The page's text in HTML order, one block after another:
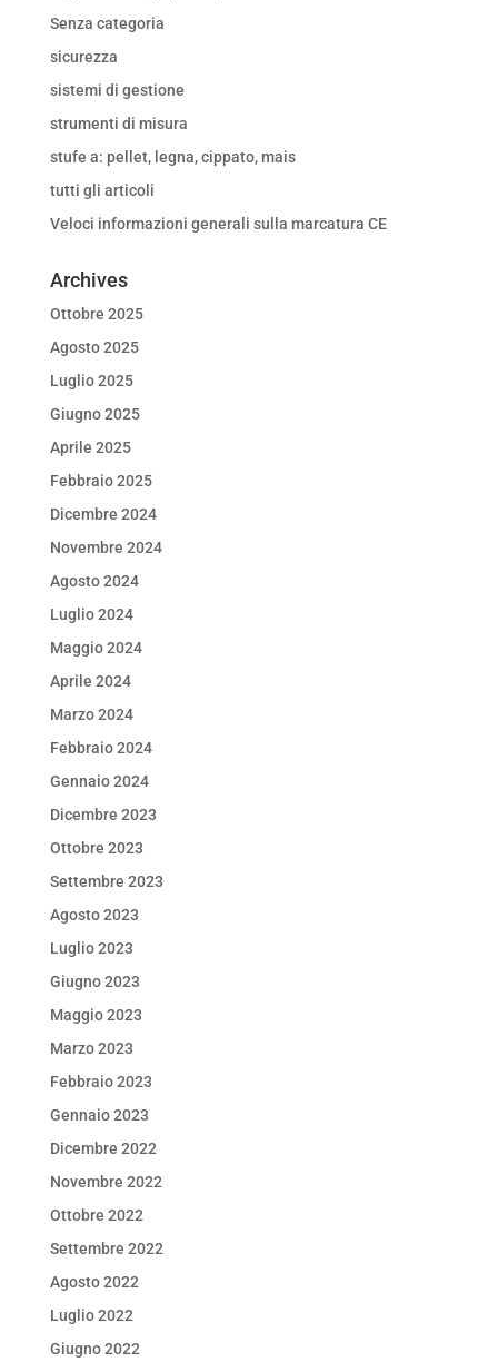
Senza categoria
sicurezza
sistemi di gestione
strumenti di misura
stufe a: pellet, legna, cippato, mais
tutti gli articoli
Veloci informazioni generali sulla marcatura CE
Archives
Ottobre 2025
Agosto 2025
Luglio 2025
Giugno 2025
Aprile 2025
Febbraio 2025
Dicembre 2024
Novembre 2024
Agosto 2024
Luglio 2024
Maggio 2024
Aprile 2024
Marzo 2024
Febbraio 2024
Gennaio 2024
Dicembre 2023
Ottobre 2023
Settembre 2023
Agosto 2023
Luglio 2023
Giugno 2023
Maggio 2023
Marzo 2023
Febbraio 2023
Gennaio 2023
Dicembre 2022
Novembre 2022
Ottobre 2022
Settembre 2022
Agosto 2022
Luglio 2022
Giugno 2022